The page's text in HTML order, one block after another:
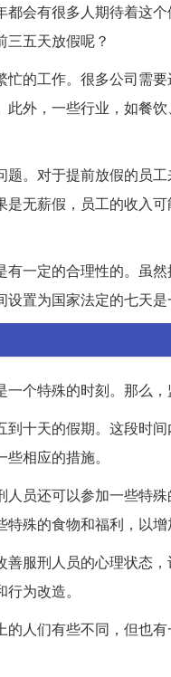
会有很多人期待着这
五天放假呢？
的工作。很多公司需
外，一些行业，如餐
。对于提前放假的员
无薪假，员工的收入
一定的合理性的。虽
置为国家法定的七天是
个特殊的时刻。那么
十天的假期。这段时
相应的措施。
员还可以参加一些特
殊的食物和福利，以增
服刑人员的心理状态
为改造。
人们有些不同，但也